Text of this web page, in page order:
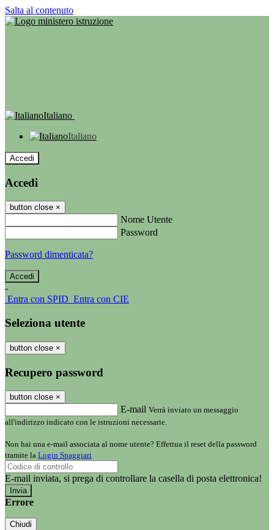
Salta al contenuto
Italiano
Italiano
Accedi
Accedi
button close ×
Nome Utente
Password
Password dimenticata?
-
Entra con SPID Entra con CIE
Seleziona utente
button close ×
Recupero password
button close ×
E-mail Verrà inviato un messaggio
all'indirizzo indicato con le istruzioni necessarie.
Non hai una e-mail associata al nome utente? Effettua il reset della password
tramite la Login Spaggiari
E-mail inviata, si prega di controllare la casella di posta elettronica!
Errore
Chiudi